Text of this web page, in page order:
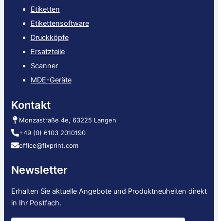
Etiketten
Etikettensoftware
Druckköpfe
Ersatzteile
Scanner
MDE-Geräte
Kontakt
Monzastraße 4e, 63225 Langen
+49 (0) 6103 2010190
office@fixprint.com
Newsletter
Erhalten Sie aktuelle Angebote und Produktneuheiten direkt
in Ihr Postfach.